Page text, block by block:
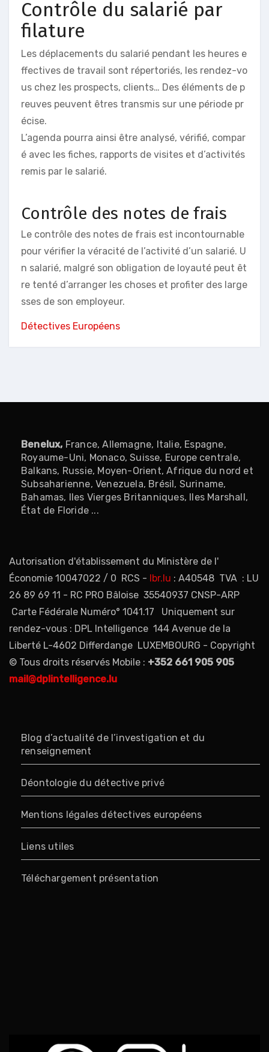
Contrôle du salarié par
filature
Les déplacements du salarié pendant les heures e
ffectives de travail sont répertoriés, les rendez-vo
us chez les prospects, clients… Des éléments de p
reuves peuvent êtres transmis sur une période pr
écise.
L’agenda pourra ainsi être analysé, vérifié, compar
é avec les fiches, rapports de visites et d’activités
remis par le salarié.
Contrôle des notes de frais
Le contrôle des notes de frais est incontournable
pour vérifier la véracité de l’activité d’un salarié. U
n salarié, malgré son obligation de loyauté peut êt
re tenté d’arranger les choses et profiter des large
sses de son employeur.
Détectives Européens
Benelux, France, Allemagne, Italie, Espagne,
Royaume-Uni, Monaco, Suisse, Europe centrale,
Balkans, Russie, Moyen-Orient, Afrique du nord et
Subsaharienne, Venezuela, Brésil, Suriname,
Bahamas, Iles Vierges Britanniques, Iles Marshall,
État de Floride ...
Autorisation d'établissement du Ministère de l'
Économie 10047022 / 0 RCS - lbr.lu : A40548 TVA : LU
26 89 69 11 - RC PRO Bâloise 35540937 CNSP-ARP
Carte Fédérale Numéro° 1041.17 Uniquement sur
rendez-vous : DPL Intelligence 144 Avenue de la
Liberté L-4602 Differdange LUXEMBOURG - Copyright
© Tous droits réservés Mobile : +352 661 905 905
mail@dplintelligence.lu
Blog d’actualité de l’investigation et du
renseignement
Déontologie du détective privé
Mentions légales détectives européens
Liens utiles
Téléchargement présentation